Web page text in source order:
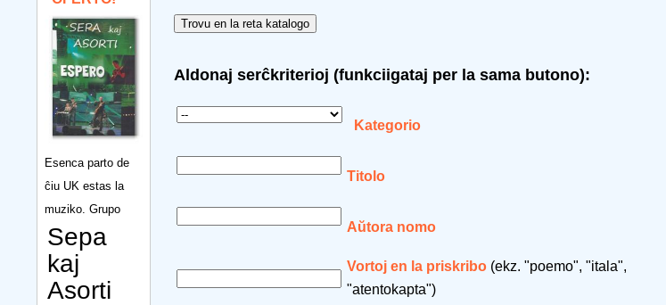
Esenca parto de
ĉiu UK estas la
muziko. Grupo
Sepa
kaj
Asorti
Aldonaj serĉkriterioj (funkciigataj per la sama butono):
Kategorio
Titolo
Aŭtora nomo
Vortoj en la priskribo (ekz. "poemo", "itala",
"atentokapta")